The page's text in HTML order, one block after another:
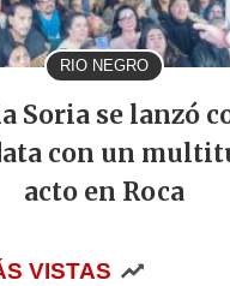
RIO NEGRO
Soria se lanzó
con un
acto en Roca
VISTAS